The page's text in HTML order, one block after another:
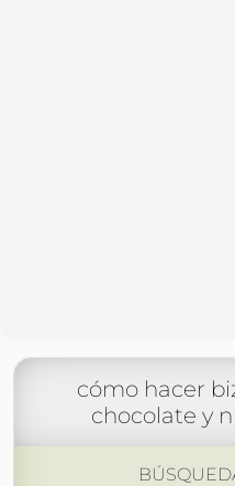
cómo hacer
chocolate y